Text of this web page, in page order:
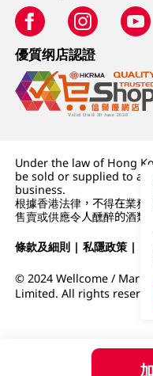
優質纲店認證
Under the law of Hong
be sold or supplied to a
business.
根據香港法律，不得在業務
售賣或供應令人醺醉的酒類
條款及細則 |私隱政策 |
© 2024 Wellcome /
Limited. All rights